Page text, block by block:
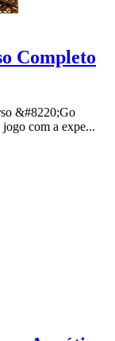
Completo
&#8220;Go
com a expe...